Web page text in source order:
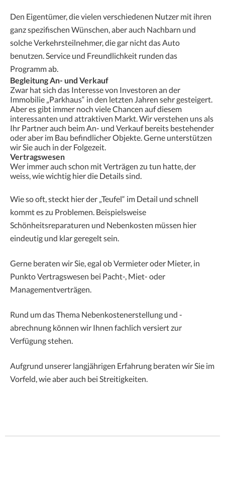
Den Eigentümer, die vielen verschiedenen Nutzer mit ihren
ganz spezifischen Wünschen, aber auch Nachbarn und
solche Verkehrsteilnehmer, die gar nicht das Auto
benutzen. Service und Freundlichkeit runden das
Programm ab.
Begleitung An- und Verkauf
Zwar hat sich das Interesse von Investoren an der
Immobilie „Parkhaus“ in den letzten Jahren sehr gesteigert.
Aber es gibt immer noch viele Chancen auf diesem
interessanten und attraktiven Markt. Wir verstehen uns als
Ihr Partner auch beim An- und Verkauf bereits bestehender
oder aber im Bau befindlicher Objekte. Gerne unterstützen
wir Sie auch in der Folgezeit.
Vertragswesen
Wer immer auch schon mit Verträgen zu tun hatte, der
weiss, wie wichtig hier die Details sind.
Wie so oft, steckt hier der „Teufel“ im Detail und schnell
kommt es zu Problemen. Beispielsweise
Schönheitsreparaturen und Nebenkosten müssen hier
eindeutig und klar geregelt sein.
Gerne beraten wir Sie, egal ob Vermieter oder Mieter, in
Punkto Vertragswesen bei Pacht-, Miet- oder
Managementverträgen.
Rund um das Thema Nebenkostenerstellung und -
abrechnung können wir Ihnen fachlich versiert zur
Verfügung stehen.
Aufgrund unserer langjährigen Erfahrung beraten wir Sie im
Vorfeld, wie aber auch bei Streitigkeiten.